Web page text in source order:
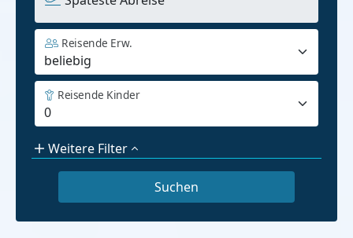
Reisende Erw.
Reisende Kinder
Weitere Filter